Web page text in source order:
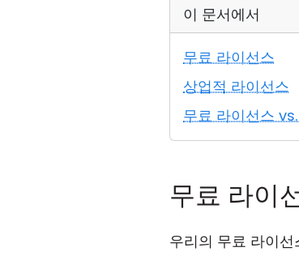
이 문서에서
무료 라이선스
상업적 라이선스
무료 라이선스
무료 라이
우리의 무료 라이